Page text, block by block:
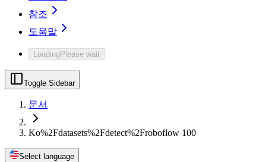
참조
도움말
LoadingPlease wait
Toggle Sidebar
문서
Ko%2Fdatasets%2Fdetect%2Froboflow 100
Select language